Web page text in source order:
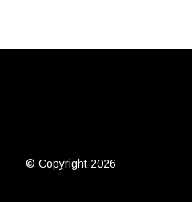
© Copyright 2026